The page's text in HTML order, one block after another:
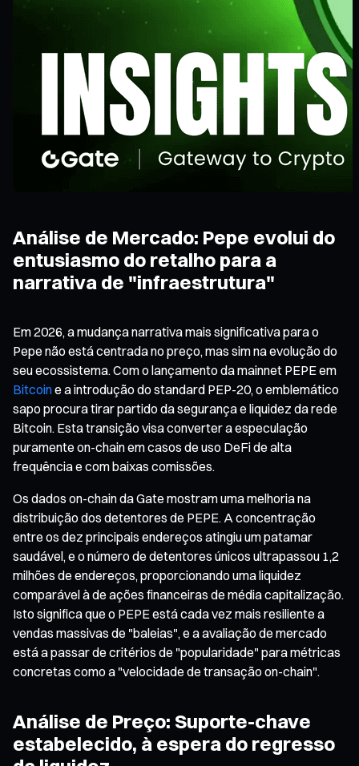
Análise de Mercado: Pepe evolui do
entusiasmo do retalho para a
narrativa de "infraestrutura"
Em 2026, a mudança narrativa mais significativa para o
Pepe não está centrada no preço, mas sim na evolução do
seu ecossistema. Com o lançamento da mainnet PEPE em
Bitcoine a introdução do standard PEP-20, o emblemático
sapo procura tirar partido da segurança e liquidez da rede
Bitcoin. Esta transição visa converter a especulação
puramente on-chain em casos de uso DeFi de alta
frequência e com baixas comissões.
Os dados on-chain da Gate mostram uma melhoria na
distribuição dos detentores de PEPE. A concentração
entre os dez principais endereços atingiu um patamar
saudável, e o número de detentores únicos ultrapassou 1,2
milhões de endereços, proporcionando uma liquidez
comparável à de ações financeiras de média capitalização.
Isto significa que o PEPE está cada vez mais resiliente a
vendas massivas de "baleias", e a avaliação de mercado
está a passar de critérios de "popularidade" para métricas
concretas como a "velocidade de transação on-chain".
Análise de Preço: Suporte-chave
estabelecido, à espera do regresso